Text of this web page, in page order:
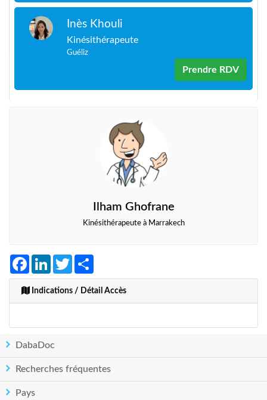
Inès Khouli
Kinésithérapeute
Guéliz
Prendre RDV
Ilham Ghofrane
Kinésithérapeute à Marrakech
FacebookLinkedInTwitter
Indications / Détail Accès
DabaDoc
Recherches fréquentes
Pays